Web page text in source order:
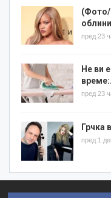
(Фото/
пред 23
Не ви
пред 23
Грчка
пред 1